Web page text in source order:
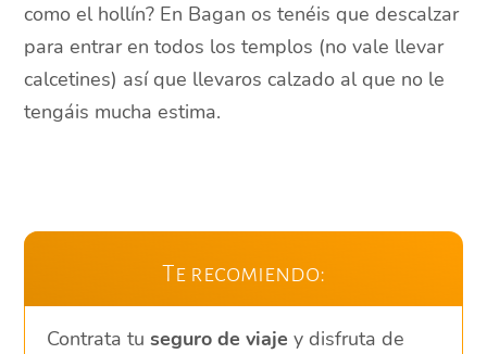
como el hollín? En Bagan os tenéis que descalzar
para entrar en todos los templos (no vale llevar
calcetines) así que llevaros calzado al que no le
tengáis mucha estima.
Te recomiendo:
Contrata tuseguro de viaje y disfruta de